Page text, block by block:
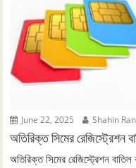
June 22, 2025 Shahin
অতিরিক্ত সিমের রেজিস্ট্রেশন
অতিরিক্ত সিমের রেজিস্ট্রেশন